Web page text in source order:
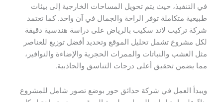
في التنفيذ، حيث يتم تحويل المساحات الخارجية إلى بيئات
طبيعية متكاملة توفر الراحة والجمال في آن واحد. كما تعتمد
شركة تركيب لاند سكيب بالرياض على دراسة هندسية دقيقة
لكل مشروع تشمل تحليل الموقع وتحديد أفضل توزيع للعناصر
مثل العشب والنباتات والممرات الحجرية والإضاءة والنوافير،
مما يضمن تحقيق أعلى درجات التناسق والجاذبية.
ويبدأ العمل في شركة حدائق حور بوضع تصور شامل للمشروع